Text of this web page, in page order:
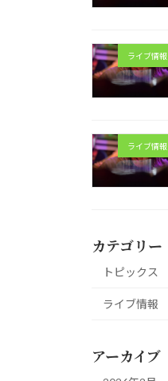
ライブ情報
ライブ情報
カテゴリー
トピックス
ライブ情報
アーカイブ